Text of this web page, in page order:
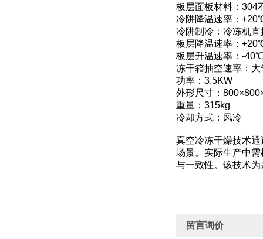
板层面板材料：304
冷阱降温速率：
冷阱制冷：冷冻机直
板层降温速率：
板层升温速率：-
冻干箱抽空速率：
功率：3.5KW
外形尺寸：
重量：315kg
冷却方式：风冷
真空冷冻干燥技术
场景。实际生产中
与一致性。该技术
留言询价